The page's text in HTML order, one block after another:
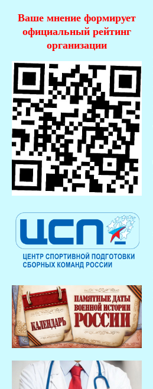
Ваше мнение формирует
официальный рейтинг
организации